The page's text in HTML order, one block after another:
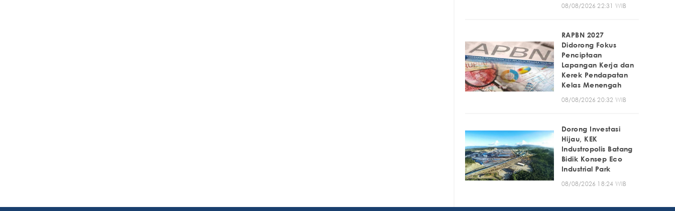
08/08/2026 22:31 WIB
RAPBN 2027
Didorong Fokus
Penciptaan
Lapangan Kerja dan
Kerek Pendapatan
Kelas Menengah
08/08/2026 20:32 WIB
Dorong Investasi
Hijau, KEK
Industropolis Batang
Bidik Konsep Eco
Industrial Park
08/08/2026 18:24 WIB